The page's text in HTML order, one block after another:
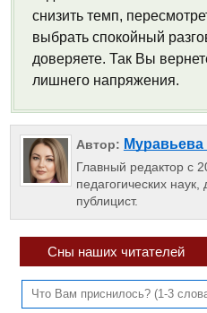
снизить темп,
выбрать спокойный
доверяете. Так Вы
лишнего напряжения.
Автор:
Главный редактор с
педагогических наук,
публицист.
Сны наших читателей